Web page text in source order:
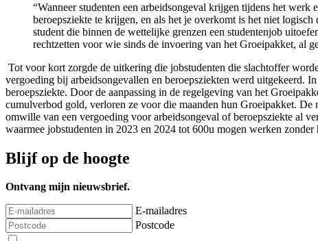
“Wanneer studenten een arbeidsongeval krijgen tijdens het
beroepsziekte te krijgen, en als het je overkomt is het niet
student die binnen de wettelijke grenzen een studentenjob
rechtzetten voor wie sinds de invoering van het Groeipakket, al
Tot voor kort zorgde de uitkering die jobstudenten die slachtoffer
vergoeding bij arbeidsongevallen en beroepsziekten werd uitgekeerd.
beroepsziekte. Door de aanpassing in de regelgeving van het
cumulverbod gold, verloren ze voor die maanden hun Groeipakket.
omwille van een vergoeding voor arbeidsongeval of beroepsziekte al
waarmee jobstudenten in 2023 en 2024 tot 600u mogen werken
Blijf op de hoogte
Ontvang mijn nieuwsbrief.
E-mailadres
Postcode